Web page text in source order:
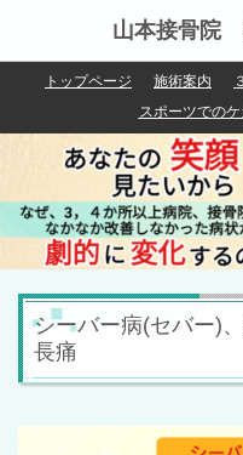
山本接骨院
トップページ 施術案内
スポーツでの
シーバー病(セバー)
長痛